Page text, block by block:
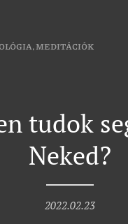
MEDITÁCIÓK
tudok
Neked?
2022.02.23